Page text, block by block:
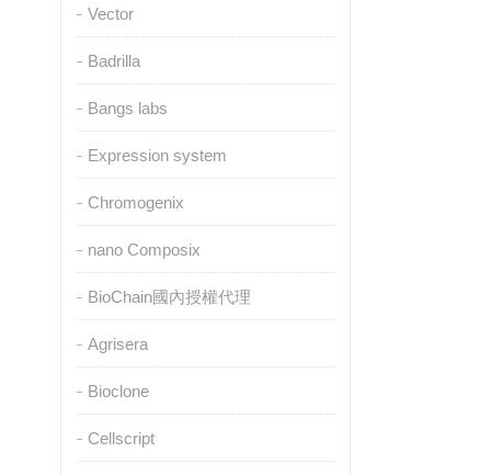
Vector
Badrilla
Bangs labs
Expression system
Chromogenix
nano Composix
BioChain國內授權代理
Agrisera
Bioclone
Cellscript